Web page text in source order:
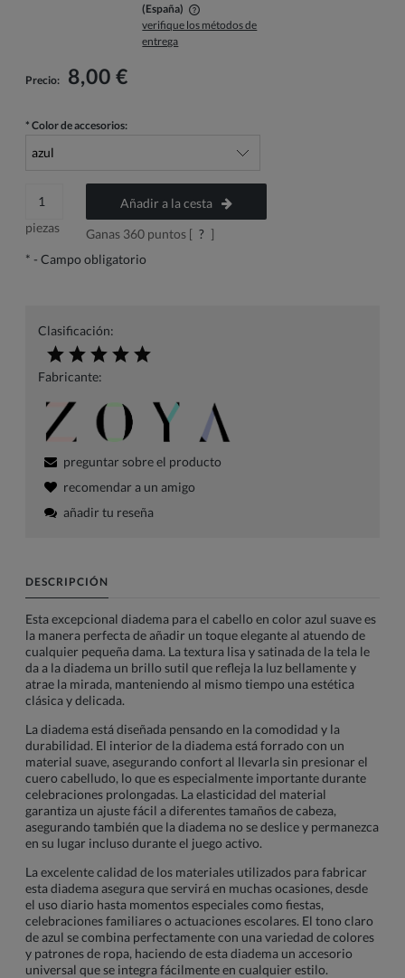
(España)
El precio no incluye los posibles gastos de pago
verifique los métodos de
entrega
Precio: 8,00 €
* Color de accesorios:
piezas
Añadir a la cesta
Ganas 360puntos [ ? ]
* - Campo obligatorio
Clasificación:
Fabricante:
preguntar sobre el producto
recomendar a un amigo
añadir tu reseña
DESCRIPCIÓN
Esta excepcional diadema para el cabello en color azul suave es
la manera perfecta de añadir un toque elegante al atuendo de
cualquier pequeña dama. La textura lisa y satinada de la tela le
da a la diadema un brillo sutil que refleja la luz bellamente y
atrae la mirada, manteniendo al mismo tiempo una estética
clásica y delicada.
La diadema está diseñada pensando en la comodidad y la
durabilidad. El interior de la diadema está forrado con un
material suave, asegurando confort al llevarla sin presionar el
cuero cabelludo, lo que es especialmente importante durante
celebraciones prolongadas. La elasticidad del material
garantiza un ajuste fácil a diferentes tamaños de cabeza,
asegurando también que la diadema no se deslice y permanezca
en su lugar incluso durante el juego activo.
La excelente calidad de los materiales utilizados para fabricar
esta diadema asegura que servirá en muchas ocasiones, desde
el uso diario hasta momentos especiales como fiestas,
celebraciones familiares o actuaciones escolares. El tono claro
de azul se combina perfectamente con una variedad de colores
y patrones de ropa, haciendo de esta diadema un accesorio
universal que se integra fácilmente en cualquier estilo.